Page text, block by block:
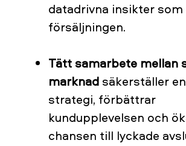
datadrivna insikter
försäljningen.
Tätt samarbete mellan
marknad säkerställer
strategi, förbättrar
kundupplevelsen och
chansen till lyckade